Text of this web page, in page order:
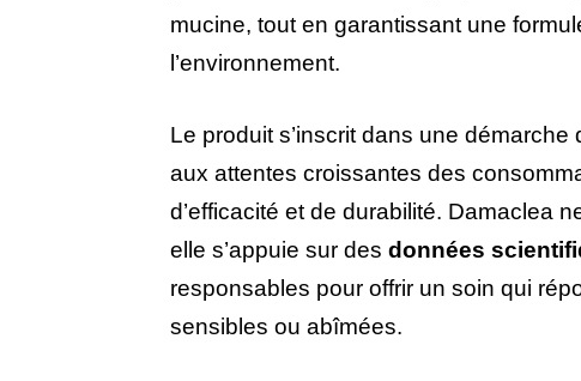
mucine, tout en garantissant une
l’environnement.
Le produit s’inscrit dans une démarche
aux attentes croissantes des
d’efficacité et de durabilité. Damaclea
elle s’appuie sur des données
responsables pour offrir un soin qui
sensibles ou abîmées.